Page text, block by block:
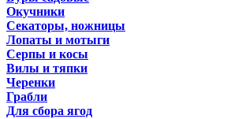
Окучники
Секаторы, ножницы
Лопаты и мотыги
Серпы и косы
Вилы и тяпки
Черенки
Грабли
Для сбора ягод